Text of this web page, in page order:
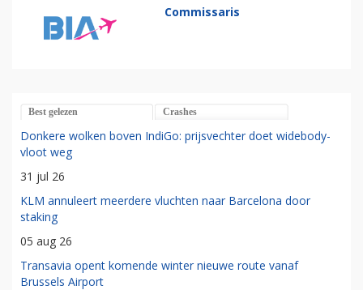
Commissaris
Best gelezen Crashes
Donkere wolken boven IndiGo: prijsvechter doet widebody-
vloot weg
31 jul 26
KLM annuleert meerdere vluchten naar Barcelona door
staking
05 aug 26
Transavia opent komende winter nieuwe route vanaf
Brussels Airport